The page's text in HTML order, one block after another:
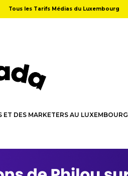
Tous les Tarifs Médias du Luxembourg
ET DES MARKETERS AU LUXEMBOURG